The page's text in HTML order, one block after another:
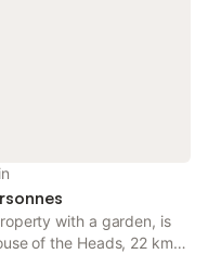
with a garden, is
of the Heads, 22 km